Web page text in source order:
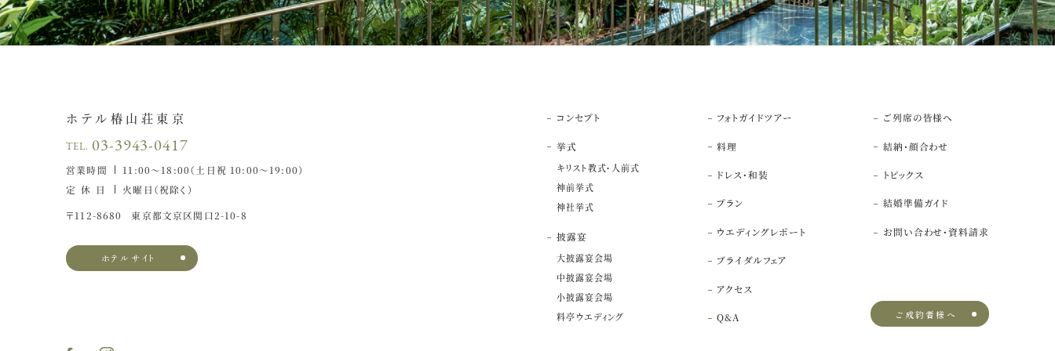
ホテル椿山荘東京
TEL. 03-3943-0417
営業時間
11:00〜18:00（土日祝 10:00〜19:00）
定休日
火曜日（祝除く）
〒112-8680
東京都文京区関口2-10-8
ホテルサイト
コンセプト
挙式
キリスト教式・人前式
神前挙式
神社挙式
披露宴
大披露宴会場
中披露宴会場
小披露宴会場
料亭ウエディング
フォトガイドツアー
料理
ドレス・和装
プラン
ウエディングレポート
ブライダルフェア
アクセス
Q&A
ご列席の皆様へ
結納・顔合わせ
トピックス
結婚準備ガイド
お問い合わせ・資料請求
ご成約者様へ